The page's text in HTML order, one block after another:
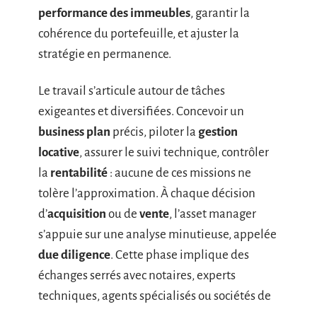
performance des immeubles, garantir la
cohérence du portefeuille, et ajuster la
stratégie en permanence.
Le travail s’articule autour de tâches
exigeantes et diversifiées. Concevoir un
business plan précis, piloter la gestion
locative, assurer le suivi technique, contrôler
la rentabilité : aucune de ces missions ne
tolère l’approximation. À chaque décision
d’acquisition ou de vente, l’asset manager
s’appuie sur une analyse minutieuse, appelée
due diligence. Cette phase implique des
échanges serrés avec notaires, experts
techniques, agents spécialisés ou sociétés de